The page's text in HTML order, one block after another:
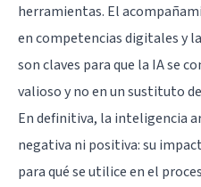
herramientas. El
en competencias digitales y
son claves para que la IA se
valioso y no en un sustituto
En definitiva, la inteligencia
negativa ni positiva: su
para qué se utilice en el